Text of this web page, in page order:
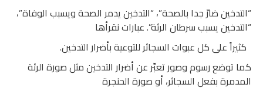
“التدخين ضارّ جدا بالصحة”، “التدخين يدمر الصحة ويسبب الوفاة”،
“التدخين يسبب سرطان الرئة”. عبارات نقرأها
كثيراً على كل عبوات السجائر للتوعية بأضرار التدخين.
كما توضع رسوم وصور تعبِّر عن أضرار التدخين مثل صورة الرئة
المدمرة بفعل السجائر، أو صورة الحنجرة